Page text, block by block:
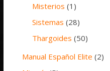
Misterios (1)
Sistemas (28)
Thargoides (50)
Manual Español Elite (2)